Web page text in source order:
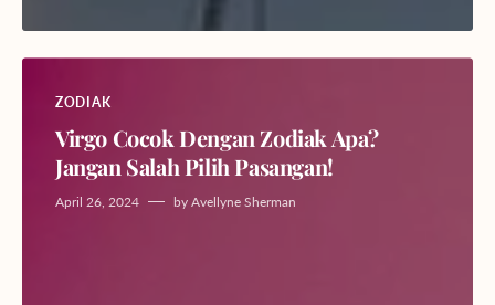
ZODIAK
Virgo Cocok Dengan Zodiak Apa?
Jangan Salah Pilih Pasangan!
April 26, 2024 by Avellyne Sherman